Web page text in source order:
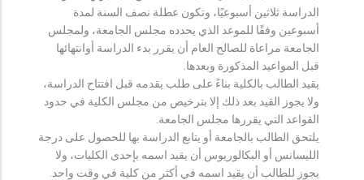
الدراسة ثلاثين أسبوعيًا، وتكون عطلة نصف السنة لمدة
أسبوعين وفقًا للموعد الذي يحدده مجلس الجامعة، ولمجلس
الجامعة مراعاة للصالح العام أن يقرر بدء الدراسة أوانتهائها
قبل المواعيد المذكورة وبعدها.
يقيد الطالب بالكلية بناءً على طلب يقدمه قبل افتتاح الدراسة،
ولا يجوز القيد بعد ذلك إلا بترخيص من مجلس الكلية في حدود
القواعد التي يقررها مجلس الجامعة.
يلتحق الطالب بالجامعة أو يتابع الدراسة بها للحصول على درجة
الليسانس أو البكالوريوس أن يقيد اسمه بإحدى الكليات، ولا
يجوز للطالب أن يقيد اسمه في أكثر من كلية في وقت واحد.